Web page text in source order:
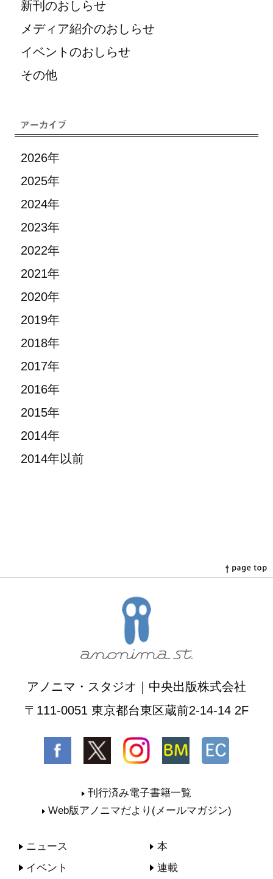
新刊のおしらせ
メディア紹介のおしらせ
イベントのおしらせ
その他
2026年
2025年
2024年
2023年
2022年
2021年
2020年
2019年
2018年
2017年
2016年
2015年
2014年
2014年以前
アノニマ・スタジオ｜中央出版株式会社
〒111-0051 東京都台東区蔵前2-14-14 2F
刊行済み電子書籍一覧
Web版アノニマだより(メールマガジン)
ニュース
本
イベント
連載